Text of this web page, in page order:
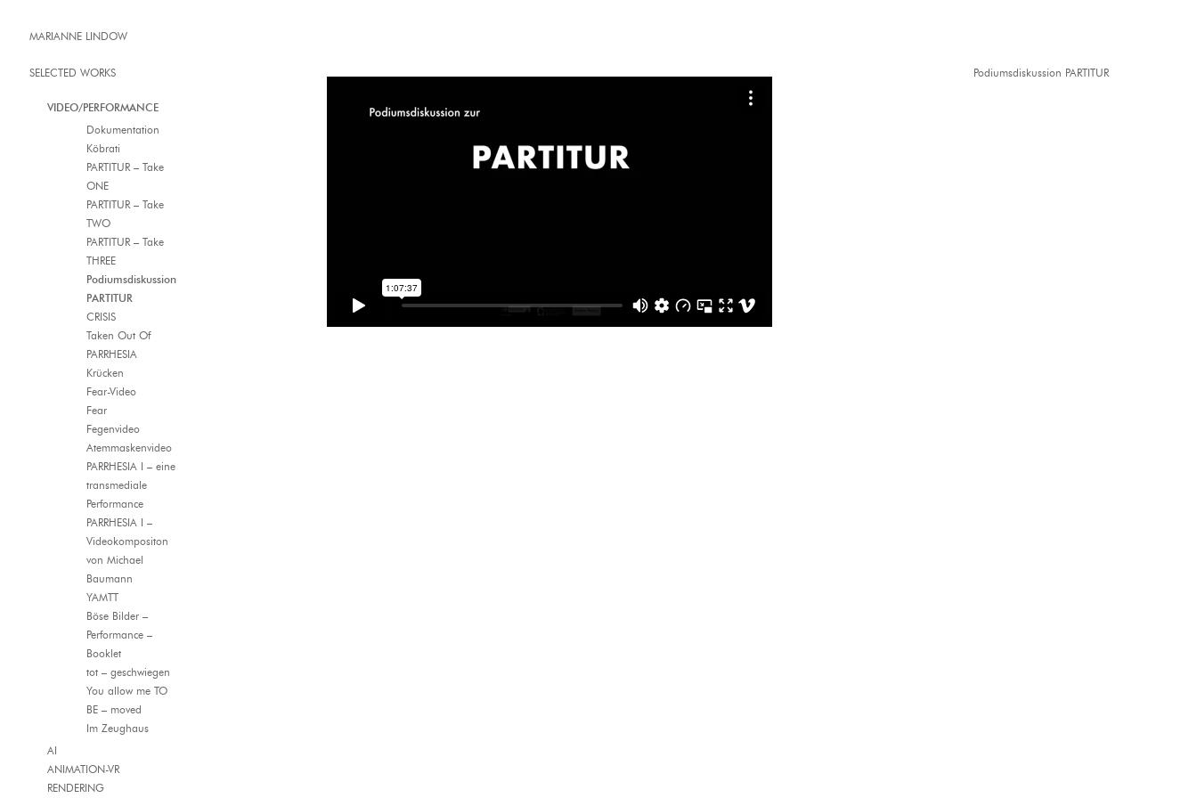
MARIANNE LINDOW
SELECTED WORKS
VIDEO/PERFORMANCE
Dokumentation
Köbrati
PARTITUR – Take
ONE
PARTITUR – Take
TWO
PARTITUR – Take
THREE
Podiumsdiskussion
PARTITUR
CRISIS
Taken Out Of
PARRHESIA
Krücken
Fear-Video
Fear
Fegenvideo
Atemmaskenvideo
PARRHESIA I – eine
transmediale
Performance
PARRHESIA I –
Videokompositon
von Michael
Baumann
YAMTT
Böse Bilder –
Performance –
Booklet
tot – geschwiegen
You allow me TO
BE – moved
Im Zeughaus
AI
ANIMATION-VR
RENDERING
Podiumsdiskussion PARTITUR